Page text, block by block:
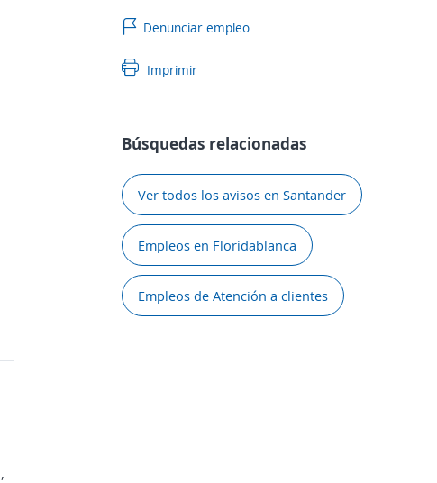
Denunciar empleo
Imprimir
Búsquedas relacionadas
Ver todos los avisos en Santander
Empleos en Floridablanca
Empleos de Atención a clientes